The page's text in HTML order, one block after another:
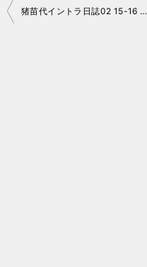
投
猪苗代イントラ日誌02 15-16 No.010